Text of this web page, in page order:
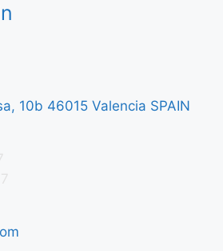
10b 46015 Valencia SPAIN